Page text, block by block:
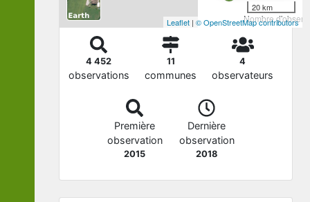
Nombre
20 km
Leaflet | © OpenStreetMap contributors
4 452
observations
11
communes
4
observateurs
Première
observation
2015
Dernière
observation
2018